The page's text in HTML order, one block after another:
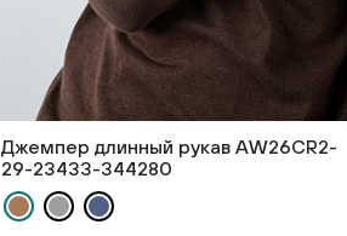
Джемпер длинный рукав AW26CR2-
29-23433-344280